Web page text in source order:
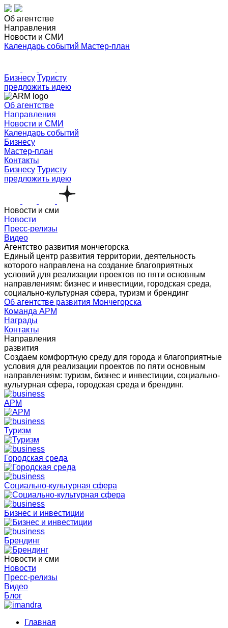
Об агентстве
Направления
Новости и СМИ
Календарь событий Мастер-план
Бизнесу Туристу
предложить идею
Об агентстве
Направления
Новости и СМИ
Календарь событий
Бизнесу
Мастер-план
Контакты
Бизнесу Туристу
предложить идею
Новости и сми
Новости
Пресс-релизы
Видео
Агентство развития мончегорска
Единый центр развития территории, деятельность
которого направлена на создание благоприятных
условий для реализации проектов по пяти основным
направлениям: бизнес и инвестиции, городская среда,
социально-культурная сфера, туризм и брендинг
Об агентстве развития Мончегорска
Команда АРМ
Награды
Контакты
Направления
развития
Создаем комфортную среду для города и благоприятные
условия для реализации проектов по пяти основным
направлениям: туризм, бизнес и инвестиции, социально-
культурная сфера, городская среда и брендинг.
АРМ
Туризм
Городская среда
Социально-культурная сфера
Бизнес и инвестиции
Брендинг
Новости и сми
Новости
Пресс-релизы
Видео
Блог
Главная